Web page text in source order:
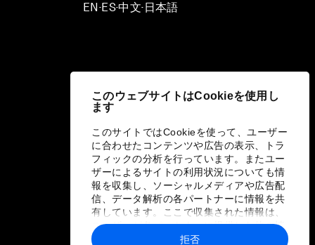
このウェブサイトはCookieを使用し
ます
このサイトではCookieを使って、ユーザー
に合わせたコンテンツや広告の表示、トラ
フィックの分析を行っています。またユー
ザーによるサイトの利用状況についても情
報を収集し、ソーシャルメディアや広告配
信、データ解析の各パートナーに情報を共
有しています。ここで収集された情報は、
ユーザーが各パートナーに提供した他の情
報や各パートナーのサービスを使用した際
拒否
EN ▪ES▪中文▪ 日本語